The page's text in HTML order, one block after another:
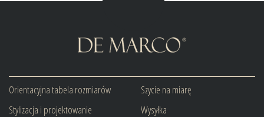
Orientacyjna tabela rozmiarów
Stylizacja i projektowanie
Szycie na miarę
Wysyłka